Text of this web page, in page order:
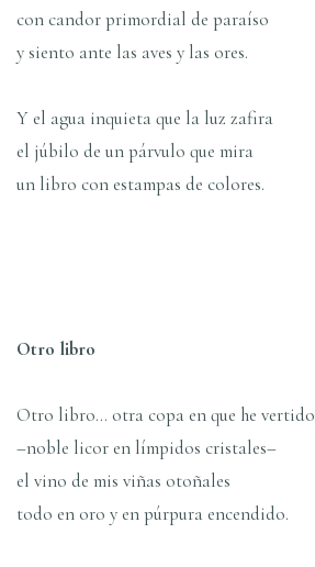
con candor primordial de paraíso
y siento ante las aves y las ores.
Y el agua inquieta que la luz zafira
el júbilo de un párvulo que mira
un libro con estampas de colores.
Otro libro
Otro libro… otra copa en que he vertido
–noble licor en límpidos cristales–
el vino de mis viñas otoñales
todo en oro y en púrpura encendido.